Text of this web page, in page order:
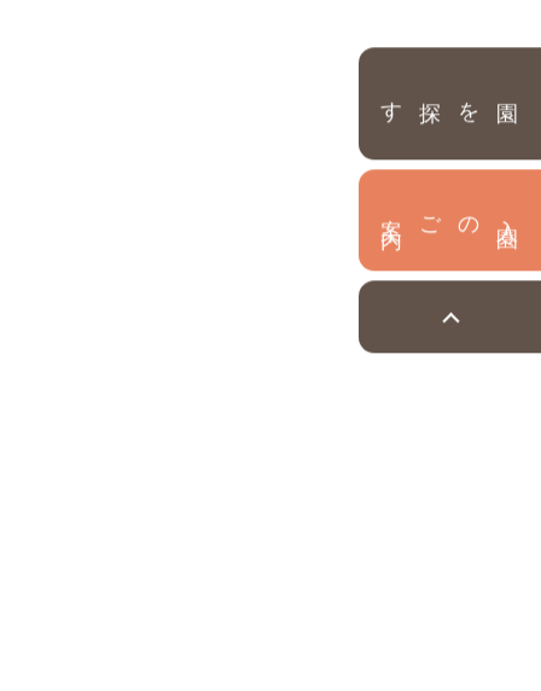
園を探す